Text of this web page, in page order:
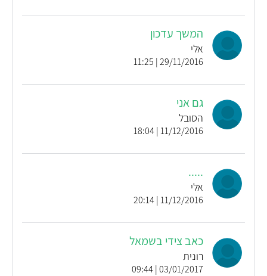
המשך עדכון
אלי
29/11/2016 | 11:25
גם אני
הסובל
11/12/2016 | 18:04
.....
אלי
11/12/2016 | 20:14
כאב צידי בשמאל
רונית
03/01/2017 | 09:44